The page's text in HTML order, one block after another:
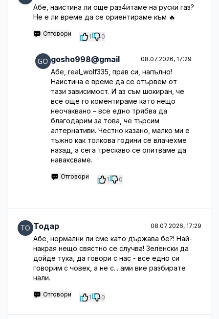
Абе, наистина ли още раз4итаме на руски газ?
Не е ли време да се ориентираме към 🔥
Отговори 1 0
gosho998@gmail 08.07.2026, 17:29
Абе, real_wolf335, прав си, напълно!
Наистина е време да се отървем от
тази зависимост. И аз съм шокиран, че
все още го коментираме като нещо
неочаквано – все едно трябва да
благодарим за това, че търсим
алтернативи. Честно казано, малко ми е
тъжно как толкова години се влачехме
назад, а сега трескаво се опитваме да
наваксваме.
Отговори 1 0
Тодар 08.07.2026, 17:29
Абе, нормални ли сме като държава бе?! Най-
накрая нещо свястно се случва! Зеленски да
дойде тука, да говори с нас - все едно си
говорим с човек, а не с... ами вие разбирате
нали.
Отговори 1 0